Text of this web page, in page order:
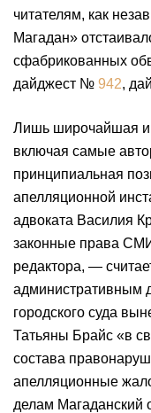
читателям, как
Магадан»
сфабрикованных
дайджест № 942,
Лишь широчайшая
включая самые
принципиальная
апелляционной
адвоката Василия
законные права
редактора, —
административным
городского суда
Татьяны Брайс «в
состава
апелляционные
делам Магаданский